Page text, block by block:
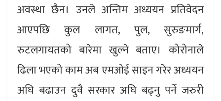
अवस्था छैन। उनले अन्तिम अध्ययन प्रतिवेदन
आएपछि कुल लागत, पुल, सुरुङमार्ग,
रुटलगायतको बारेमा खुल्ने बताए। कोरोनाले
ढिला भएको काम अब एमओई साइन गरेर अध्ययन
अघि बढाउन दुवै सरकार अघि बढ्नु पर्ने जरुरी